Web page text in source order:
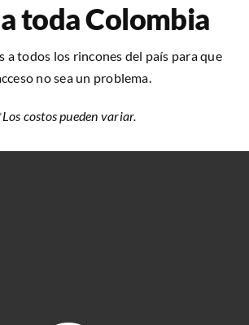
toda Colombia
a todos los rincones del país para que
no sea un problema.
costos pueden variar.